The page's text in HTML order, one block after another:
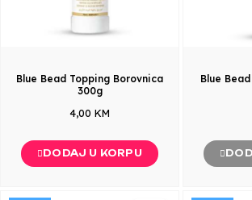
Blue Bead Topping Borovnica
300g
4,00 KM
DODAJ U KORPU
Blue